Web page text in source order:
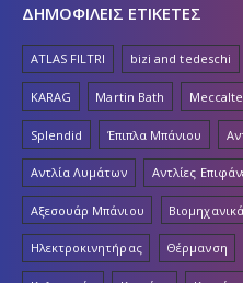
ΔΗΜΟΦΙΛΕΙΣ ΕΤΙΚΕΤΕΣ
ATLAS FILTRI bizi and tedeschi
KARAG Martin Bath Meccalte
Splendid Έπιπλα Μπάνιου
Αντλία Λυμάτων Αντλίες
Αξεσουάρ Μπάνιου
Ηλεκτροκινητήρας Θέρμανση